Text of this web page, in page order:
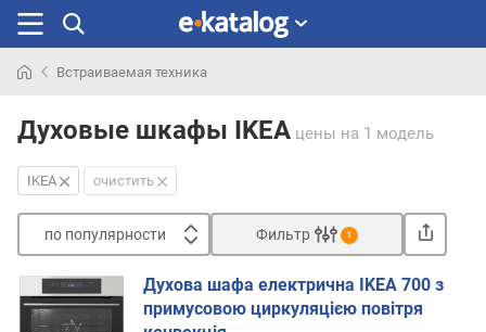
раньше
Встраиваемая техника
Духовые шкафы IKEA цены на 1 модель
IKEA очистить
по популярности
п
о
Фильтр 1
Духова шафа електрична IKEA 700 з
примусовою циркуляцією повітря